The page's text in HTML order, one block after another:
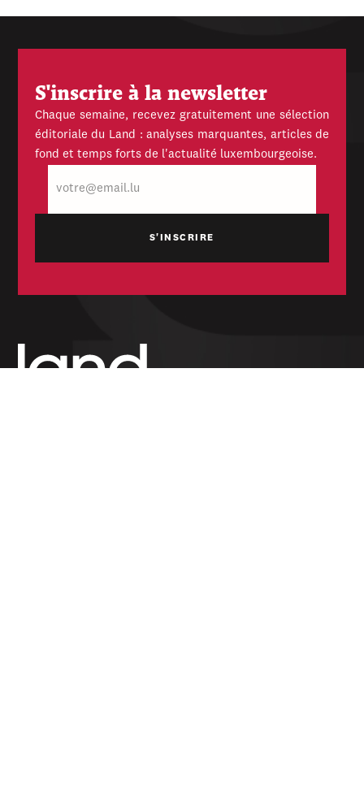
S'inscrire à la newsletter
Chaque semaine, recevez gratuitement une sélection
éditoriale du Land : analyses marquantes, articles de
fond et temps forts de l'actualité luxembourgeoise.
mail